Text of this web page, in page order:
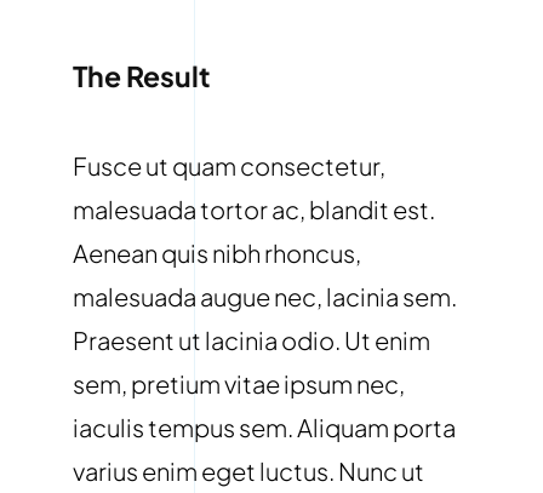
The Result
Fusce ut quam consectetur,
malesuada tortor ac, blandit est.
Aenean quis nibh rhoncus,
malesuada augue nec, lacinia sem.
Praesent ut lacinia odio. Ut enim
sem, pretium vitae ipsum nec,
iaculis tempus sem. Aliquam porta
varius enim eget luctus. Nunc ut